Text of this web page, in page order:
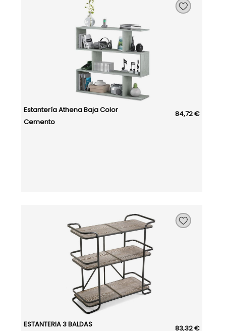
Estantería Athena Baja Color
Cemento
84,72 €
ESTANTERIA 3 BALDAS 83,32 €